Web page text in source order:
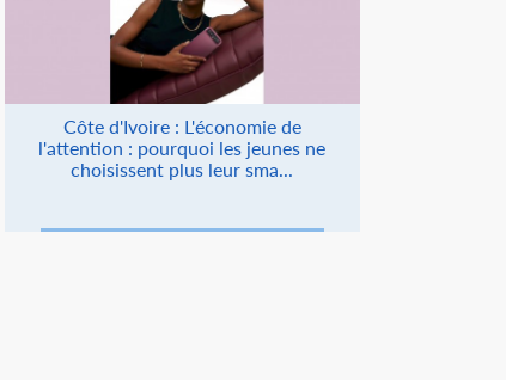
Côte d'Ivoire : L'économie de
l'attention : pourquoi les jeunes ne
choisissent plus leur sma...